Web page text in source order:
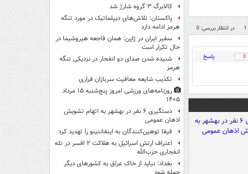
در انتظار بررسی: 0
0 پاسخ
کالابرگ ۳ گروه شارژ شد
پاکستان: تلاش‌های دیپلماتیک در مورد تنگه
هرمز ادامه دارد
سفیر ایران در ژاپن: همان فاجعه هیروشیما در
حال تکرار است
شنیده شدن صدای دو انفجار در نزدیکی تنگه
هرمز
تکذیب شایعه معافیت سربازان فراری
روزنامه‌های ورزشی امروز پنج‌شنبه ۱۵ مرداد
۱۴۰۵
دستگیری ۶ نفر در بهشهر به اتهام تشویش
اذهان عمومی
فیفا توهین‌کنندگان به اینفانتینو را تهدید کرد
اعتراف ارتش اسرائیل به هلاکت ۲ افسر در تله
انفجاری حزب‌الله
بغداد: نباید از خاک عراق به کشورهای دیگر